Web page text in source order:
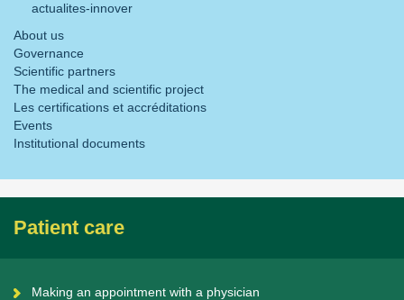
actualites-innover
About us
Governance
Scientific partners
The medical and scientific project
Les certifications et accréditations
Events
Institutional documents
Patient care
Making an appointment with a physician